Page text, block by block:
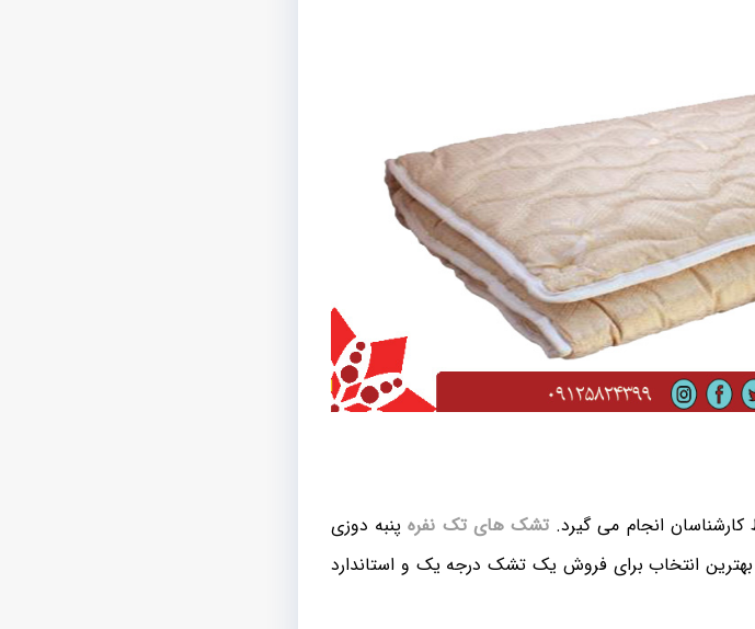
انجام می گیرد. تشک های تک نفرهپنبه دوزی
سانتی متر می ‌توانند بهترین انتخاب برای فروش یک تشک درجه یک و استاندارد